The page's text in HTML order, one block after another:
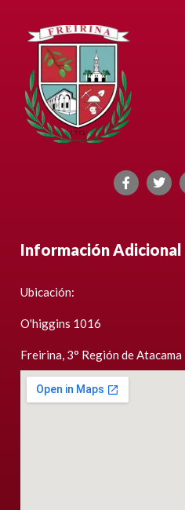
Información Adicional
Ubicación:
O'higgins 1016
Freirina, 3° Región de Atacama